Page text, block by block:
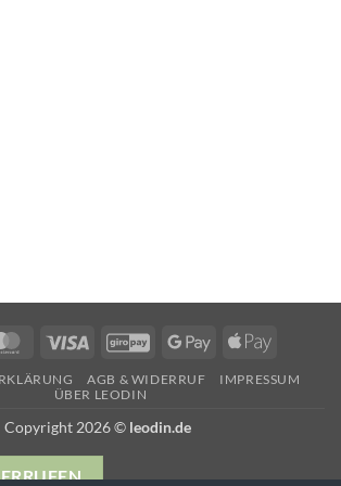
MasterCardVisa GiroPay Google
Apple
AGB & WIDERRUF
IMPRESSUM
ÜBER LEODIN
Copyright 2026 © leodin.de